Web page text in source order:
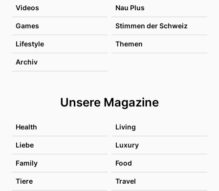
Videos Nau Plus
Games Stimmen der Schweiz
Lifestyle Themen
Archiv
Unsere Magazine
Health Living
Liebe Luxury
Family Food
Tiere Travel